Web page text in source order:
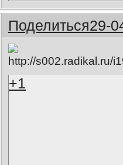
Поделиться29-
+1